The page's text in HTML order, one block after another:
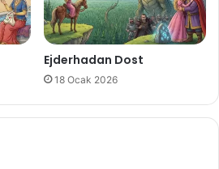
Ejderhadan Dost
18 Ocak 2026